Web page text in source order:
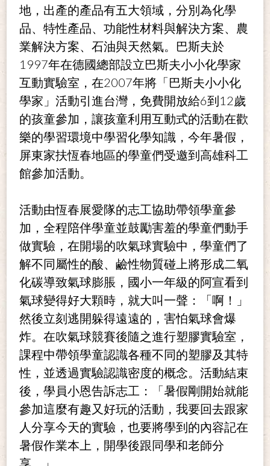
地，出產的產品有五大領域，分別為化學
品、特性產品、功能性材料與解決方案、農
業解決方案、石油與天然氣。巴斯夫於
1997年在德國總部設立巴斯夫小小化學家
互動實驗室，在2007年將「巴斯夫小小化
學家」活動引進台灣，免費開放給6到 12歲
的孩童參加，讓孩童利用互動式的活動在歡
樂的學習環境中學習化學知識，今年暑假，
屏東家扶恆春地區的學童們受邀到高雄科工
館參加活動。
活動由恆春展愛隊的志工協助帶領學童參
加，全程陪伴學童並鼓勵害羞的學童們動手
做實驗，在開場的吹氣球實驗中，學童們了
解不同屬性的酸、鹼性物質碰上將形成二氧
化碳導致氣球膨脹，國小一年級的阿宣看到
氣球變得好大顆時，就大叫一聲：「啊！」
然後立刻逃開躲得遠遠的，害怕氣球會爆
炸。在吹氣球競賽後隨之進行塑膠實驗室，
課程中帶領學童認識各種不同的塑膠及其特
性，並透過實驗認識密度的概念。活動結束
後，學員小恩告訴志工：「暑假剛開始就能
參加這麼有趣又好玩的活動，我要回去跟家
人分享今天的實驗，也要將學到的內容記在
暑假作業本上，開學後跟同學和老師分